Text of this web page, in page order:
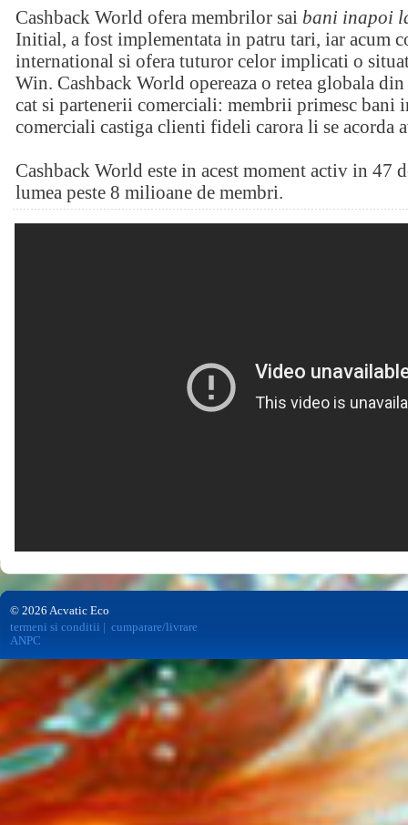
Cashback World ofera membrilor sai bani inapoi
Initial, a fost implementata in patru tari, iar acum
international si ofera tuturor celor implicati o
Win. Cashback World opereaza o retea globala
cat si partenerii comerciali: membrii primesc bani
comerciali castiga clienti fideli carora li se acorda
Cashback World este in acest moment activ in 47
lumea peste 8 milioane de membri.
© 2026 Acvatic Eco
termeni si conditii
cumparare/livrare
ANPC